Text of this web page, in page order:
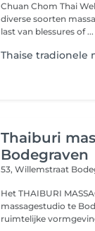
Chuan Chom Thai
diverse soorten
last van blessures of ...
Thaise tradionele
Thaiburi
Bodegraven
53, Willemstraat
Het THAIBURI
massagestudio te
ruimtelijke